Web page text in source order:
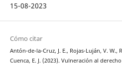
15-08-2023
Cómo citar
Antón-de-la-Cruz, J. E., Rojas-Luján, V. W.,
Cuenca, E. J. (2023). Vulneración al